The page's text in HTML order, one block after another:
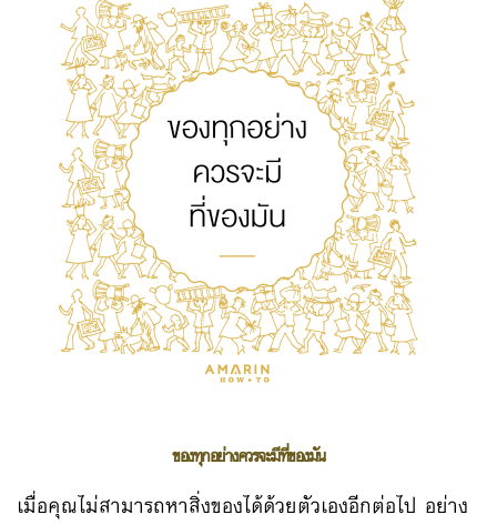
ของทุกอย่างควรจะมีที่ของมัน
เมื่อคุณไม่สามารถหาสิ่งของได้ด้วยตัวเองอีกต่อไป อย่าง